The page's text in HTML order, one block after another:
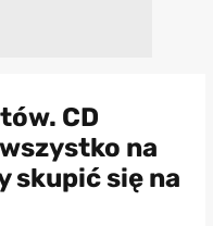
CD
na
skupić się na